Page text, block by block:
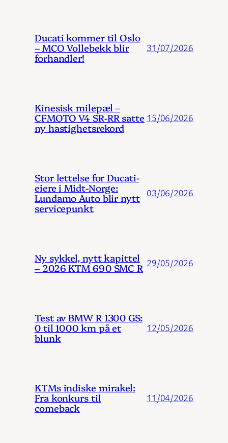
Ducati kommer til Oslo
– MCO Vollebekk blir
forhandler!
31/07/2026
Kinesisk milepæl –
CFMOTO V4 SR-RR satte
ny hastighetsrekord
15/06/2026
Stor lettelse for Ducati-
eiere i Midt-Norge:
Lundamo Auto blir nytt
servicepunkt
03/06/2026
Ny sykkel, nytt kapittel
– 2026 KTM 690 SMC R 29/05/2026
Test av BMW R 1300 GS:
0 til 1000 km på et
blunk
12/05/2026
KTMs indiske mirakel:
Fra konkurs til
comeback
11/04/2026